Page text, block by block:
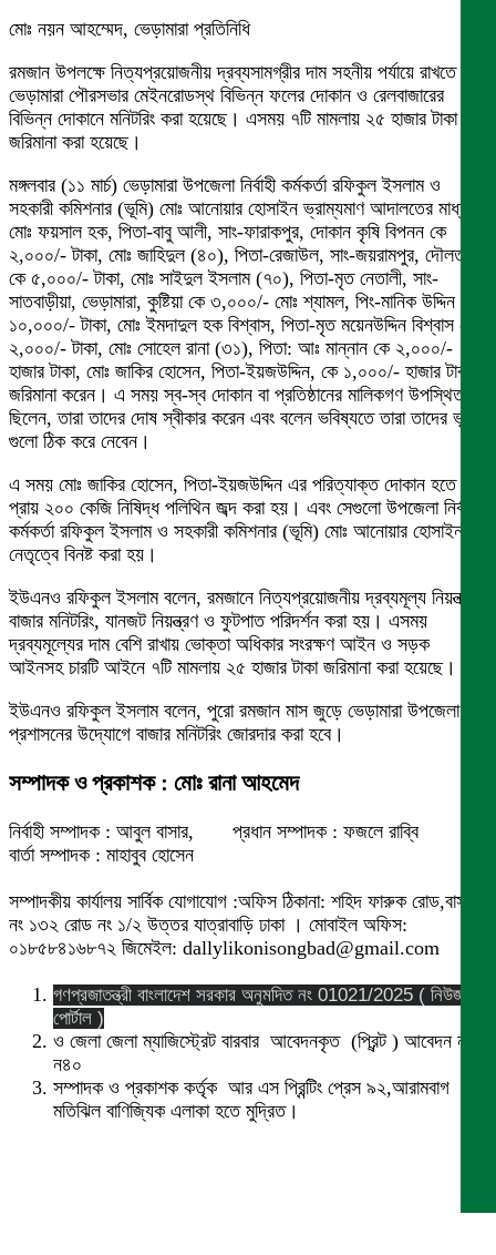
মোঃ নয়ন আহম্মেদ, ভেড়ামারা প্রতিনিধি
রমজান উপলক্ষে নিত্যপ্রয়োজনীয় দ্রব্যসামগ্রীর দাম সহনীয় পর্যায়ে রাখতে
ভেড়ামারা পৌরসভার মেইনরোডস্থ বিভিন্ন ফলের দোকান ও রেলবাজারের
বিভিন্ন দোকানে মনিটরিং করা হয়েছে। এসময় ৭টি মামলায় ২৫ হাজার টাকা
জরিমানা করা হয়েছে।
মঙ্গলবার (১১ মার্চ) ভেড়ামারা উপজেলা নির্বাহী কর্মকর্তা রফিকুল ইসলাম ও
সহকারী কমিশনার (ভূমি) মোঃ আনোয়ার হোসাইন ভ্রাম্যমাণ আদালতের মাধ্যমে
মোঃ ফয়সাল হক, পিতা-বাবু আলী, সাং-ফারাকপুর, দোকান কৃষি বিপনন কে
২,০০০/- টাকা, মোঃ জাহিদুল (৪০), পিতা-রেজাউল, সাং-জয়রামপুর, দৌলতপুর
কে ৫,০০০/- টাকা, মোঃ সাইদুল ইসলাম (৭০), পিতা-মৃত নেতালী, সাং-
সাতবাড়ীয়া, ভেড়ামারা, কুষ্টিয়া কে ৩,০০০/- মোঃ শ্যামল, পিং-মানিক উদ্দিন কে
১০,০০০/- টাকা, মোঃ ইমদাদুল হক বিশ্বাস, পিতা-মৃত ময়েনউদ্দিন বিশ্বাস কে
২,০০০/- টাকা, মোঃ সোহেল রানা (৩১), পিতা: আঃ মান্নান কে ২,০০০/-
হাজার টাকা, মোঃ জাকির হোসেন, পিতা-ইয়জউদ্দিন, কে ১,০০০/- হাজার টাকা
জরিমানা করেন। এ সময় স্ব-স্ব দোকান বা প্রতিষ্ঠানের মালিকগণ উপস্থিত
ছিলেন, তারা তাদের দোষ স্বীকার করেন এবং বলেন ভবিষ্যতে তারা তাদের ভুল
গুলো ঠিক করে নেবেন।
এ সময় মোঃ জাকির হোসেন, পিতা-ইয়জউদ্দিন এর পরিত্যাক্ত দোকান হতে
প্রায় ২০০ কেজি নিষিদ্ধ পলিথিন জব্দ করা হয়। এবং সেগুলো উপজেলা নির্বাহী
কর্মকর্তা রফিকুল ইসলাম ও সহকারী কমিশনার (ভূমি) মোঃ আনোয়ার হোসাইন এর
নেতৃত্বে বিনষ্ট করা হয়।
ইউএনও রফিকুল ইসলাম বলেন, রমজানে নিত্যপ্রয়োজনীয় দ্রব্যমূল্য নিয়ন্ত্রণে
বাজার মনিটরিং, যানজট নিয়ন্ত্রণ ও ফুটপাত পরিদর্শন করা হয়। এসময়
দ্রব্যমূল্যের দাম বেশি রাখায় ভোক্তা অধিকার সংরক্ষণ আইন ও সড়ক
আইনসহ চারটি আইনে ৭টি মামলায় ২৫ হাজার টাকা জরিমানা করা হয়েছে।
ইউএনও রফিকুল ইসলাম বলেন, পুরো রমজান মাস জুড়ে ভেড়ামারা উপজেলা
প্রশাসনের উদ্যোগে বাজার মনিটরিং জোরদার করা হবে।
সম্পাদক ও প্রকাশক : মোঃ রানা আহমেদ
নির্বাহী সম্পাদক : আবুল বাসার, প্রধান সম্পাদক : ফজলে রাব্বি
বার্তা সম্পাদক : মাহাবুব হোসেন
সম্পাদকীয় কার্যালয় সার্বিক যোগাযোগ :অফিস ঠিকানা: শহিদ ফারুক রোড,বাসা
নং ১৩২ রোড নং ১/২ উত্তর যাত্রাবাড়ি ঢাকা । মোবাইল অফিস:
০১৮৫৮৪১৬৮৭২ জিমেইল: dallylikonisongbad@gmail.com
গণপ্রজাতন্ত্রী বাংলাদেশ সরকার অনুমদিত নং 01021/2025 ( নিউজ
পোর্টাল )
ও জেলা জেলা ম্যাজিস্ট্রেট বারবার আবেদনকৃত (প্রিন্ট ) আবেদন নং
ন৪০
সম্পাদক ও প্রকাশক কর্তৃক আর এস প্রিন্টিং প্রেস ৯২,আরামবাগ
মতিঝিল বাণিজ্যিক এলাকা হতে মুদ্রিত।